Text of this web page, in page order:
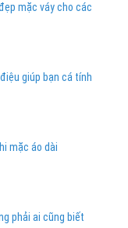
mặc váy cho các
giúp bạn cá tính
mặc áo dài
phải ai cũng biết